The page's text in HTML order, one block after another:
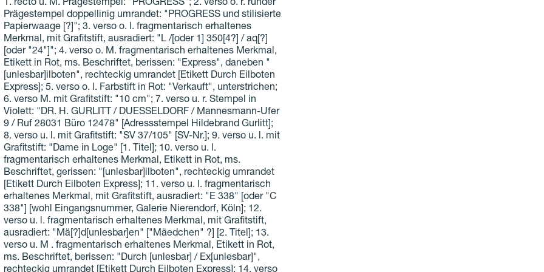
1. recto u. M. Prägestempel: "PROGRESS"; 2. verso o. r. runder
Prägestempel doppellinig umrandet: "PROGRESS und stilisierte
Papierwaage [?]"; 3. verso o. l. fragmentarisch erhaltenes
Merkmal, mit Grafitstift, ausradiert: "L /[oder 1] 350[4?] / aq[?]
[oder "24"]"; 4. verso o. M. fragmentarisch erhaltenes Merkmal,
Etikett in Rot, ms. Beschriftet, berissen: "Express", daneben "
[unlesbar]ilboten", rechteckig umrandet [Etikett Durch Eilboten
Express]; 5. verso o. l. Farbstift in Rot: "Verkauft", unterstrichen;
6. verso M. mit Grafitstift: "10 cm"; 7. verso u. r. Stempel in
Violett: "DR. H. GURLITT / DUESSELDORF / Mannesmann-Ufer
9 / Ruf 28031 Büro 12478" [Adressstempel Hildebrand Gurlitt];
8. verso u. l. mit Grafitstift: "SV 37/105" [SV-Nr.]; 9. verso u. l. mit
Grafitstift: "Dame in Loge" [1. Titel]; 10. verso u. l.
fragmentarisch erhaltenes Merkmal, Etikett in Rot, ms.
Beschriftet, gerissen: "[unlesbar]ilboten", rechteckig umrandet
[Etikett Durch Eilboten Express]; 11. verso u. l. fragmentarisch
erhaltenes Merkmal, mit Grafitstift, ausradiert: "E 338" [oder "C
338"] [wohl Eingangsnummer, Galerie Nierendorf, Köln]; 12.
verso u. l. fragmentarisch erhaltenes Merkmal, mit Grafitstift,
ausradiert: "Mä[?]d[unlesbar]en" ["Mäedchen" ?] [2. Titel]; 13.
verso u. M . fragmentarisch erhaltenes Merkmal, Etikett in Rot,
ms. Beschriftet, berissen: "Durch [unlesbar] / Ex[unlesbar]",